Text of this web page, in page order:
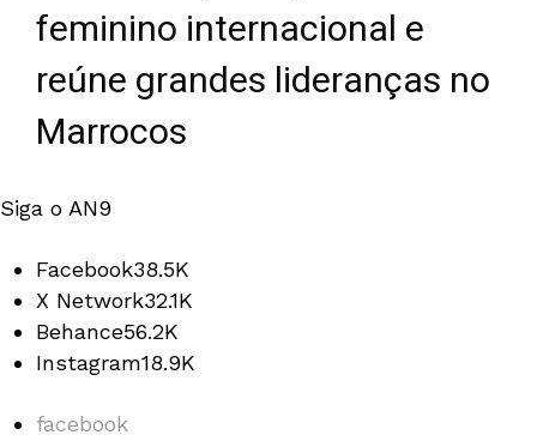
feminino internacional e
reúne grandes lideranças no
Marrocos
Siga o AN9
Facebook38.5K
X Network32.1K
Behance56.2K
Instagram18.9K
facebook